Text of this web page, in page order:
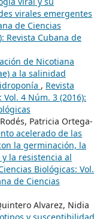
virales emergentes
de Ciencias
Revista Cubana de
de Nicotiana
a la salinidad
, Revista
4 Núm. 3 (2016):
Patricia Ortega-
acelerado de las
la germinación, la
la resistencia al
Biológicas: Vol.
de Ciencias
Alvarez, Nidia